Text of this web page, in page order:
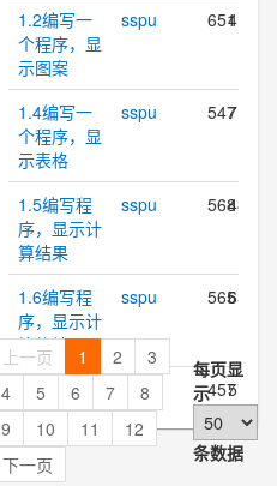
1.2编写一
个程序，显
示图案
sspu 65141.4%
1.4编写一
个程序，显
示表格
sspu 5477.8%
1.5编写程
序，显示计
算结果
sspu 56848.8%
1.6编写程
序，显示计
算的结果
sspu 56565.7%
1.7可以使
用以下公式
计算∏
sspu 45757.3%
2.1转换温
上一页 1 2
3
4
5 6 7
8
9
10 11
12
下一页
每页显
示
条数据